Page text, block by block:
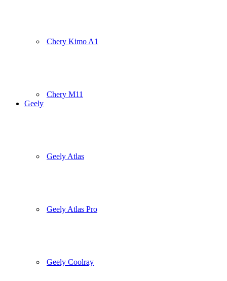
Chery Kimo A1
Chery M11
Geely
Geely Atlas
Geely Atlas Pro
Geely Coolray